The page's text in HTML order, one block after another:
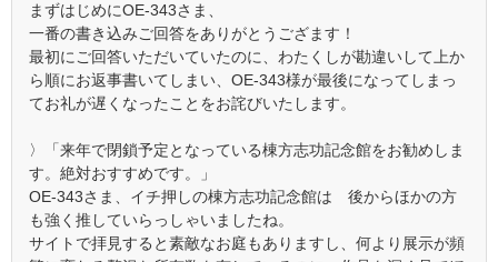
まずはじめにOE-343さま、
一番の書き込みご回答をありがとうござます！
最初にご回答いただいていたのに、わたくしが勘違いして上か
ら順にお返事書いてしまい、OE-343様が最後になってしまっ
てお礼が遅くなったことをお詫びいたします。
〉「来年で閉鎖予定となっている棟方志功記念館をお勧めしま
す。絶対おすすめです。」
OE-343さま、イチ押しの棟方志功記念館は 後からほかの方
も強く推していらっしゃいましたね。
サイトで拝見すると素敵なお庭もありますし、何より展示が頻